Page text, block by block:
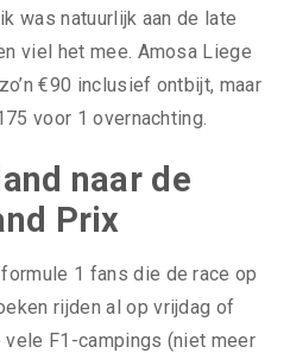
was natuurlijk aan de late
viel het mee. Amosa Liege
€90 inclusief ontbijt, maar
voor 1 overnachting.
naar de
Prix
1 fans die de race op
rijden al op vrijdag of
vele F1-campings (niet meer